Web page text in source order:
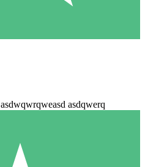
asdwqwrqweasd asdqwerq